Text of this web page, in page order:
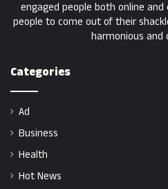
engaged people both online
people to come out of their
harmonious and
Categories
Ad
Business
Health
Hot News